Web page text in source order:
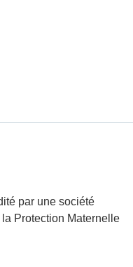
par une société
Protection Maternelle